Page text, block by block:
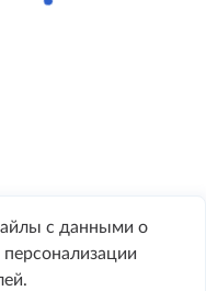
с данными о